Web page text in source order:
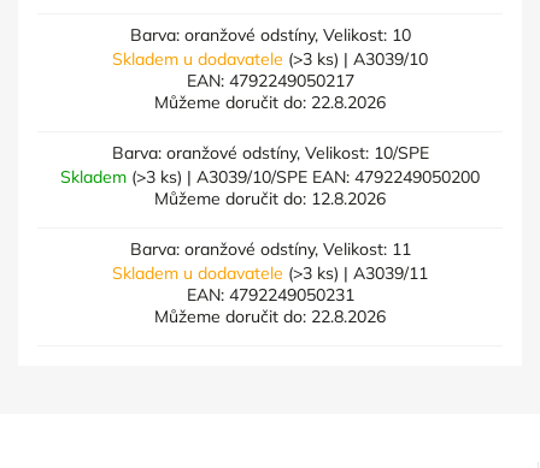
Barva: oranžové odstíny, Velikost: 10
Skladem u dodavatele (>3 ks) | A3039/10
EAN: 4792249050217
Můžeme doručit do: 22.8.2026
Barva: oranžové odstíny, Velikost: 10/SPE
Skladem (>3 ks) | A3039/10/SPE EAN: 4792249050200
Můžeme doručit do: 12.8.2026
Barva: oranžové odstíny, Velikost: 11
Skladem u dodavatele (>3 ks) | A3039/11
EAN: 4792249050231
Můžeme doručit do: 22.8.2026